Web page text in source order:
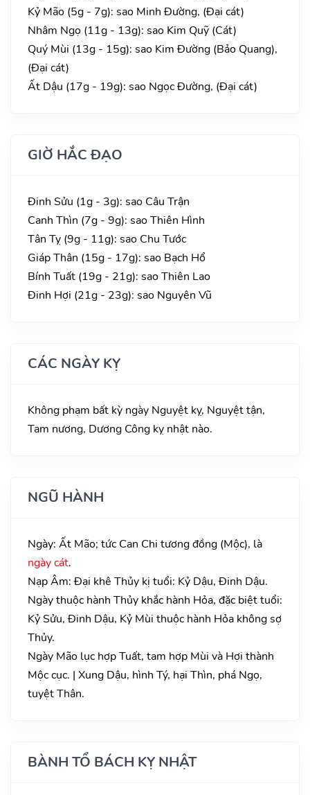
Kỷ Mão (5g - 7g): sao Minh Đường, (Đại cát)
Nhâm Ngọ (11g - 13g): sao Kim Quỹ (Cát)
Quý Mùi (13g - 15g): sao Kim Đường (Bảo Quang),
(Đại cát)
Ất Dậu (17g - 19g): sao Ngọc Đường, (Đại cát)
GIỜ HẮC ĐẠO
Đinh Sửu (1g - 3g): sao Câu Trận
Canh Thìn (7g - 9g): sao Thiên Hình
Tân Tỵ (9g - 11g): sao Chu Tước
Giáp Thân (15g - 17g): sao Bạch Hổ
Bính Tuất (19g - 21g): sao Thiên Lao
Đinh Hợi (21g - 23g): sao Nguyên Vũ
CÁC NGÀY KỴ
Không phạm bất kỳ ngày Nguyệt kỵ, Nguyệt tận,
Tam nương, Dương Công kỵ nhật nào.
NGŨ HÀNH
Ngày: Ất Mão; tức Can Chi tương đồng (Mộc), là
ngày cát.
Nạp Âm: Đại khê Thủy kị tuổi: Kỷ Dậu, Đinh Dậu.
Ngày thuộc hành Thủy khắc hành Hỏa, đặc biệt tuổi:
Kỷ Sửu, Đinh Dậu, Kỷ Mùi thuộc hành Hỏa không sợ
Thủy.
Ngày Mão lục hợp Tuất, tam hợp Mùi và Hợi thành
Mộc cục. | Xung Dậu, hình Tý, hại Thìn, phá Ngọ,
tuyệt Thân.
BÀNH TỔ BÁCH KỴ NHẬT